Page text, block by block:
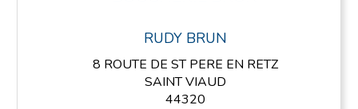
RUDY BRUN
8 ROUTE DE ST PERE EN RETZ
SAINT VIAUD
44320